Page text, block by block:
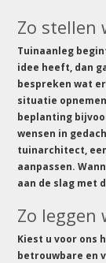
Zo stellen
Tuinaanleg
idee heeft, dan
bespreken wat
situatie
beplanting
wensen in
tuinarchitect,
aanpassen.
aan de slag met
Zo
Kiest u voor ons
betrouwbare en